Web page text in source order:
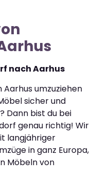
nach Aarhus
Aarhus umzuziehen
sicher und
Dann bist du bei
genau richtig! Wir
langjähriger
in ganz Europa,
Möbeln von